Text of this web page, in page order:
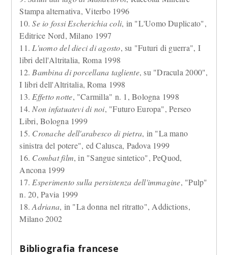
Stampa alternativa, Viterbo 1996
10.Se io fossi Escherichia coli, in "L'Uomo Duplicato",
Editrice Nord, Milano 1997
11. L'uomo del dieci di agosto, su "Futuri di guerra", I
libri dell'Altritalia, Roma 1998
12. Bambina di porcellana tagliente, su "Dracula 2000",
I libri dell'Altritalia, Roma 1998
13. Effetto notte, "Carmilla" n. 1, Bologna 1998
14. Non infatuatevi di noi, "Futuro Europa", Perseo
Libri, Bologna 1999
15. Cronache dell'arabesco di pietra, in "La mano
sinistra del potere", ed Calusca, Padova 1999
16. Combat film, in "Sangue sintetico", PeQuod,
Ancona 1999
17. Esperimento sulla persistenza dell'immagine, "Pulp"
n. 20, Pavia 1999
18.Adriana, in "La donna nel ritratto", Addictions,
Milano 2002
Bibliografia francese